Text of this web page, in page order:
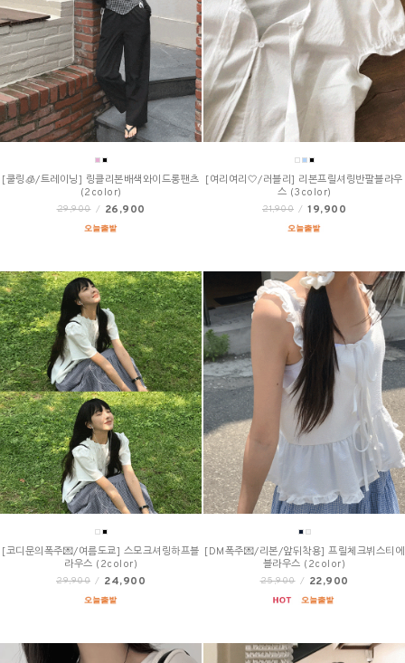
[쿨링🧊/트레이닝] 링클리본배색와이드롱팬츠
(2color)
29,900 / 26,900
[여리여리🤍/러블리] 리본프릴셔링반팔블라우
스 (3color)
21,900 / 19,900
[코디문의폭주💌/여름도쿄] 스모크셔링하프블
라우스 (2color)
29,900 / 24,900
[DM폭주💌/리본/앞뒤착용] 프릴체크뷔스티에
블라우스 (2color)
25,900 / 22,900